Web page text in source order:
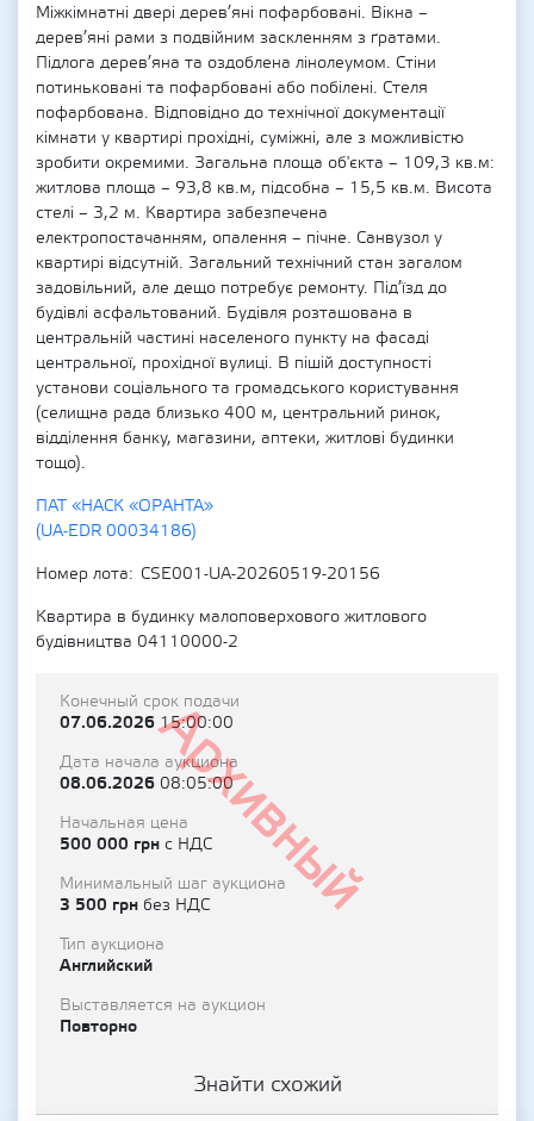
Міжкімнатні двері дерев’яні пофарбовані. Вікна –
дерев’яні рами з подвійним заскленням з ґратами.
Підлога дерев’яна та оздоблена лінолеумом. Стіни
потиньковані та пофарбовані або побілені. Стеля
пофарбована. Відповідно до технічної документації
кімнати у квартирі прохідні, суміжні, але з можливістю
зробити окремими. Загальна площа об'єкта – 109,3 кв.м:
житлова площа – 93,8 кв.м, підсобна – 15,5 кв.м. Висота
стелі – 3,2 м. Квартира забезпечена
електропостачанням, опалення – пічне. Санвузол у
квартирі відсутній. Загальний технічний стан загалом
задовільний, але дещо потребує ремонту. Під’їзд до
будівлі асфальтований. Будівля розташована в
центральній частині населеного пункту на фасаді
центральної, прохідної вулиці. В пішій доступності
установи соціального та громадського користування
(селищна рада близько 400 м, центральний ринок,
відділення банку, магазини, аптеки, житлові будинки
тощо).
ПАТ «НАСК «ОРАНТА»
(UA-EDR 00034186)
Номер лота
CSE001-UA-20260519-20156
Квартира в будинку малоповерхового житлового
будівництва 04110000-2
Архивный
Конечный срок подачи
07.06.202615:00:00
Дата начала аукциона
08.06.2026 08:05:00
Начальная цена
500 000 грн с НДС
Минимальный шаг аукциона
3 500 грн без НДС
Тип аукциона
Английский
Выставляется на аукцион
Повторно
Знайти схожий